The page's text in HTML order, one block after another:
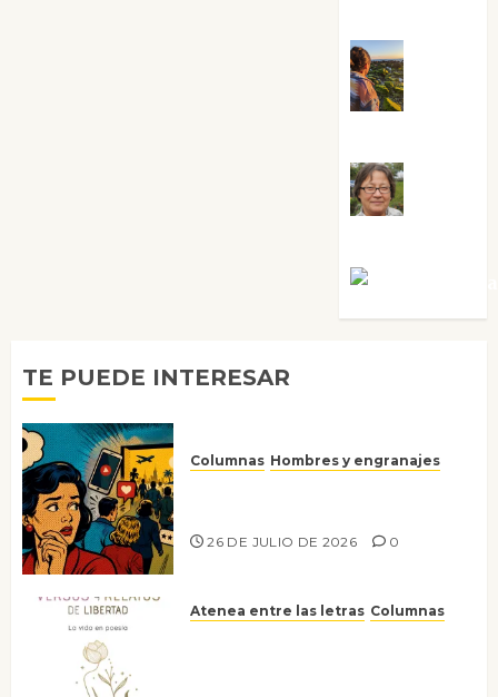
TE PUEDE INTERESAR
Columnas Hombres y engranajes
26 DE JULIO DE 2026 0
Atenea entre las letras Columnas